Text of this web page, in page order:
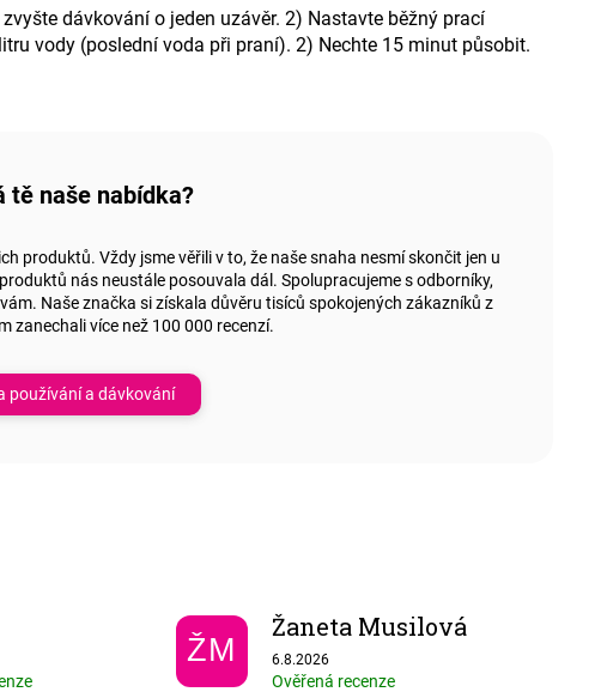
dávkování o jeden uzávěr. 2) Nastavte běžný prací
vody (poslední voda při praní). 2) Nechte 15 minut působit.
tě naše nabídka?
produktů. Vždy jsme věřili v to, že naše snaha nesmí skončit jen u
nás neustále posouvala dál. Spolupracujeme s odborníky,
Naše značka si získala důvěru tisíců spokojených zákazníků z
zanechali více než 100 000 recenzí.
používání a dávkování
je 5 z 5 hvězdiček.ŽM
Žaneta Musilová
Hodnocení obchodu je 5 z 5 hvězdiček.
6.8.2026
Ověřená recenze